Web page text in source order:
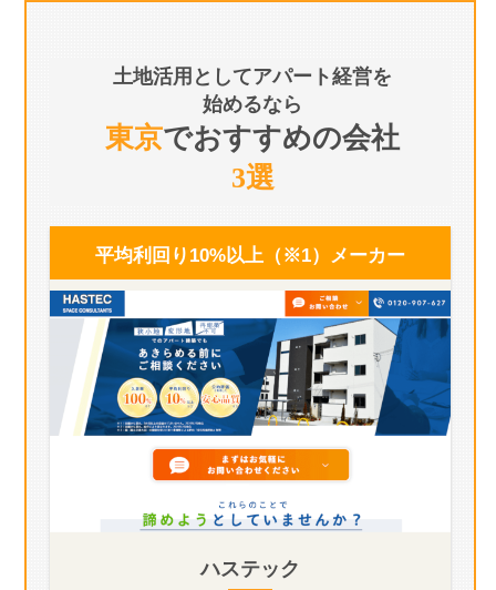
土地活用としてアパート経営を
始めるなら
東京でおすすめの会社
3選
平均利回り10%以上（※1） メーカー
ハステック